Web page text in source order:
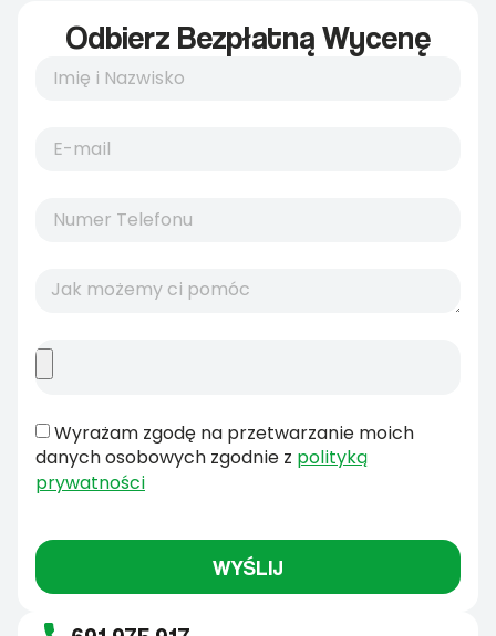
Odbierz Bezpłatną Wycenę
Wyrażam zgodę na przetwarzanie moich
danych osobowych zgodnie z polityką
prywatności
WYŚLIJ